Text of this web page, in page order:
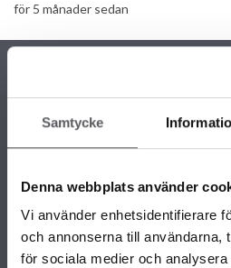
Samtycke
Denna webbplats använder
Vi använder enhetsidentifierare
och annonserna till användarna,
för sociala medier och
för 5 månader sedan
KONTAKTINFORMATION
info@fiskarhedenvillan.se
Box 882, 781 29 Borlänge